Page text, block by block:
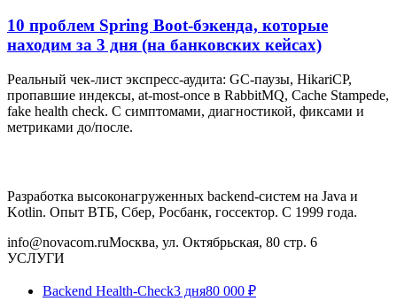
10 проблем Spring Boot-бэкенда, которые
находим за 3 дня (на банковских кейсах)
Реальный чек-лист экспресс-аудита: GC-паузы, HikariCP,
пропавшие индексы, at-most-once в RabbitMQ, Cache Stampede,
fake health check. С симптомами, диагностикой, фиксами и
метриками до/после.
Разработка высоконагруженных backend-систем на Java и
Kotlin. Опыт ВТБ, Сбер, Росбанк, госсектор. С 1999 года.
info@novacom.ruМосква, ул. Октябрьская, 80 стр. 6
УСЛУГИ
Backend Health-Check3 дня80 000 ₽